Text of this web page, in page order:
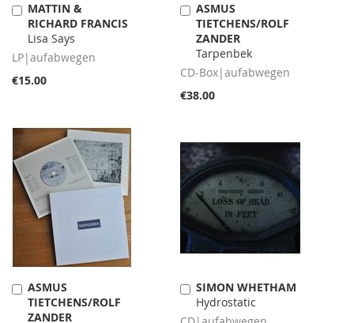
MATTIN &
RICHARD FRANCIS
Lisa Says
LP|aufabwegen
€15.00
Add
to
Cart
ASMUS
TIETCHENS/ROLF
ZANDER
Tarpenbek
CD-Box|aufabwegen
€38.00
Add
to
Cart
ASMUS
TIETCHENS/ROLF
ZANDER
Add
to
Cart
SIMON WHETHAM
Hydrostatic
Add
to
Cart